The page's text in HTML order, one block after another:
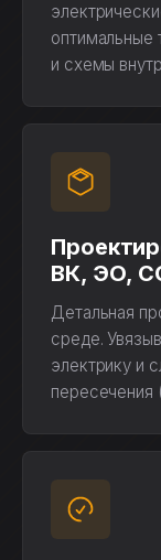
оптимальные
и схемы
ВК, ЭО,
Детальная
среде.
электрику и
пересечения